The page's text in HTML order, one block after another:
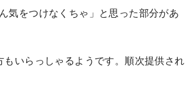
気をつけなくちゃ」と思った部分があ
いらっしゃるようです。順次提供され